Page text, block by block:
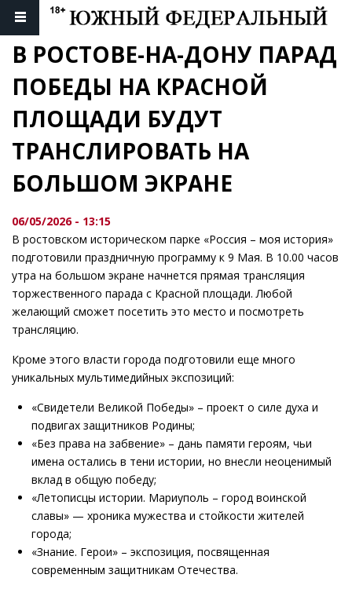
В РОСТОВЕ-НА-ДОНУ ПАРАД
ПОБЕДЫ НА КРАСНОЙ
ПЛОЩАДИ БУДУТ
ТРАНСЛИРОВАТЬ НА
БОЛЬШОМ ЭКРАНЕ
06/05/2026 - 13:15
В ростовском историческом парке «Россия – моя история»
подготовили праздничную программу к 9 Мая. В 10.00 часов
утра на большом экране начнется прямая трансляция
торжественного парада с Красной площади. Любой
желающий сможет посетить это место и посмотреть
трансляцию.
Кроме этого власти города подготовили еще много
уникальных мультимедийных экспозиций:
«Свидетели Великой Победы» – проект о силе духа и
подвигах защитников Родины;
«Без права на забвение» – дань памяти героям, чьи
имена остались в тени истории, но внесли неоценимый
вклад в общую победу;
«Летописцы истории. Мариуполь – город воинской
славы» — хроника мужества и стойкости жителей
города;
«Знание. Герои» – экспозиция, посвященная
современным защитникам Отечества.